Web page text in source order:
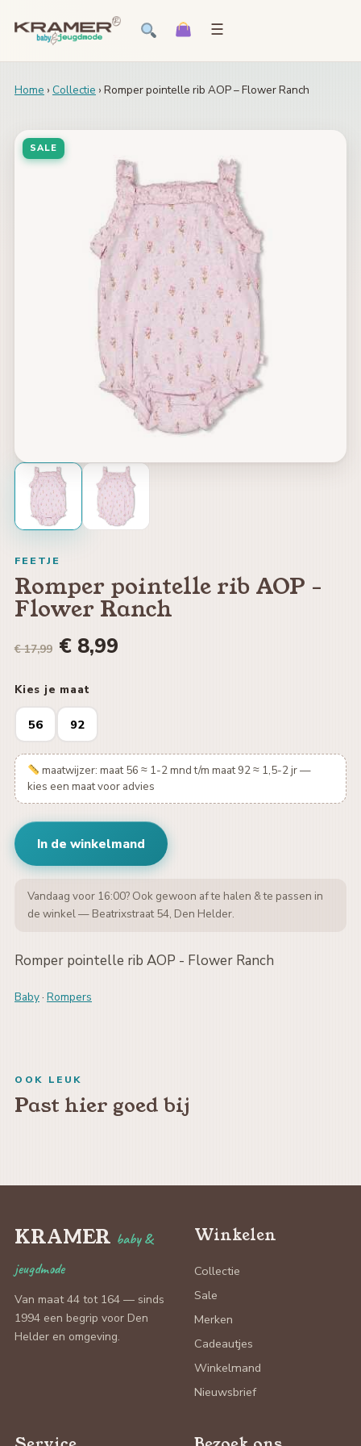
☰
Home › Collectie › Romper pointelle rib AOP – Flower Ranch
SALE
FEETJE
Romper pointelle rib AOP -
Flower Ranch
€ 17,99 € 8,99
Kies je maat
56 92
maatwijzer: maat 56 ≈ 1-2 mnd t/m maat 92 ≈ 1,5-2 jr —
kies een maat voor advies
In de winkelmand
Vandaag voor 16:00? Ook gewoon af te halen & te passen in
de winkel — Beatrixstraat 54, Den Helder.
Romper pointelle rib AOP - Flower Ranch
Baby· Rompers
OOK LEUK
Past hier goed bij
KRAMER baby &
jeugdmode
Van maat 44 tot 164 — sinds
1994 een begrip voor Den
Helder en omgeving.
Winkelen
Collectie
Sale
Merken
Cadeautjes
Winkelmand
Nieuwsbrief